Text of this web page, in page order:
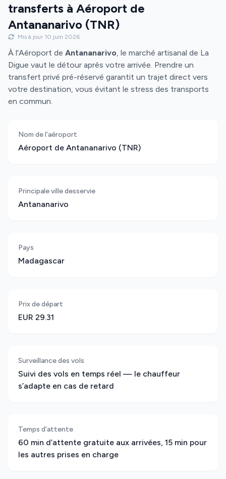
transferts à Aéroport de
Antananarivo (TNR)
Mis à jour 10 juin 2026
À l'Aéroport de Antananarivo, le marché artisanal de La
Digue vaut le détour après votre arrivée. Prendre un
transfert privé pré-réservé garantit un trajet direct vers
votre destination, vous évitant le stress des transports
en commun.
Nom de l'aéroport
Aéroport de Antananarivo (TNR)
Principale ville desservie
Antananarivo
Pays
Madagascar
Prix de départ
EUR 29.31
Surveillance des vols
Suivi des vols en temps réel — le chauffeur
s’adapte en cas de retard
Temps d’attente
60 min d’attente gratuite aux arrivées, 15 min pour
les autres prises en charge